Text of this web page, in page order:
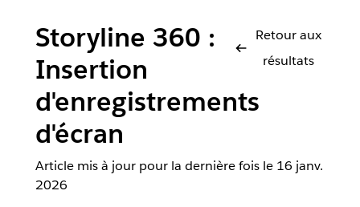
Storyline 360 :
Insertion
d'enregistrements
d'écran
Retour aux
résultats
Article mis à jour pour la dernière fois le 16 janv.
2026